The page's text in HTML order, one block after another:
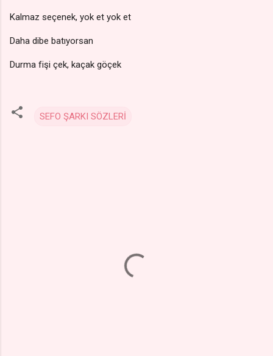
Kalmaz seçenek, yok et yok et
Daha dibe batıyorsan
Durma fişi çek, kaçak göçek
SEFO ŞARKI SÖZLERİ